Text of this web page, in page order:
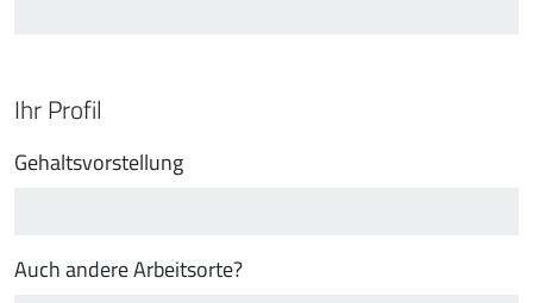
Ihr Profil
Gehaltsvorstellung
Auch andere Arbeitsorte?